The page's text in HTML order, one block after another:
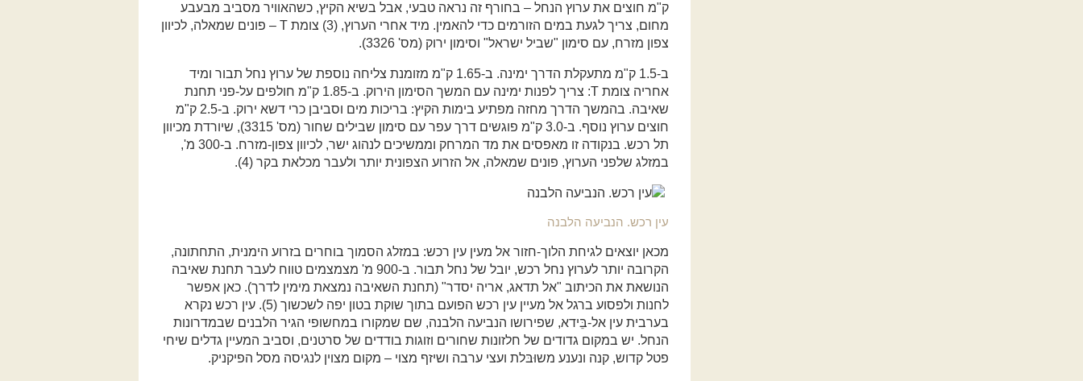
ק"מ חוצים את ערוץ הנחל – בחורף זה נראה טבעי, אבל בשיא הקיץ, כשהאוויר מסביב מבעבע
מחום, צריך לגעת במים הזורמים כדי להאמין. מיד אחרי הערוץ, (3) צומת T – פונים שמאלה, לכיוון
צפון מזרח, עם סימון "שביל ישראל" וסימון ירוק (מס' 3326).
ב-1.5 ק"מ מתעקלת הדרך ימינה. ב-1.65 ק"מ מזומנת צליחה נוספת של ערוץ נחל תבור ומיד
אחריה צומת T: צריך לפנות ימינה עם המשך הסימון הירוק. ב-1.85 ק"מ חולפים על-פני תחנת
שאיבה. בהמשך הדרך מחזה מפתיע בימות הקיץ: בריכות מים וסביבן כרי דשא ירוק. ב-2.5 ק"מ
חוצים ערוץ נוסף. ב-3.0 ק"מ פוגשים דרך עפר עם סימון שבילים שחור (מס' 3315), שיורדת מכיוון
תל רכש. בנקודה זו מאפסים את מד המרחק וממשיכים לנהוג ישר, לכיוון צפון-מזרח. ב-300 מ',
במזלג שלפני הערוץ, פונים שמאלה, אל הזרוע הצפונית יותר ולעבר מכלאת בקר (4).
עין רכש. הנביעה הלבנה
מכאן יוצאים לגיחת הלוך-חזור אל מעין עין רכש: במזלג הסמוך בוחרים בזרוע הימנית, התחתונה,
הקרובה יותר לערוץ נחל רכש, יובל של נחל תבור. ב-900 מ' מצמצמים טווח לעבר תחנת שאיבה
הנושאת את הכיתוב "אל תדאג, אריה יסדר" (תחנת השאיבה נמצאת מימין לדרך). כאן אפשר
לחנות ולפסוע ברגל אל מעיין עין רכש הפועם בתוך שוקת בטון יפה לשכשוך (5). עין רכש נקרא
בערבית עין אל-בֵּידא, שפירושו הנביעה הלבנה, שם שמקורו במחשופי הגיר הלבנים שבמדרונות
הנחל. יש במקום גדודים של חלזונות שחורים וזוגות בודדים של סרטנים, וסביב המעיין גדלים שיחי
פטל קדוש, קנה ונענע משוּבּלת ועצי ערבה ושיזף מצוי – מקום מצוין לנגיסה מסל הפיקניק.